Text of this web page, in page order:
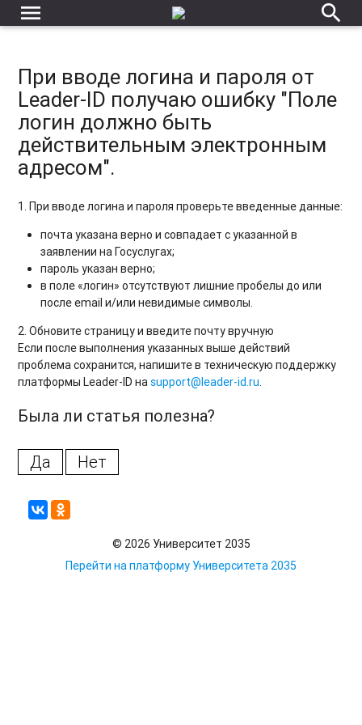
menu search
При вводе логина и пароля от
Leader-ID получаю ошибку "Поле
логин должно быть
действительным электронным
адресом".
1. При вводе логина и пароля проверьте введенные данные:
почта указана верно и совпадает с указанной в
заявлении на Госуслугах;
пароль указан верно;
в поле «логин» отсутствуют лишние пробелы до или
после email и/или невидимые символы.
2. Обновите страницу и введите почту вручную
Если после выполнения указанных выше действий
проблема сохранится, напишите в техническую поддержку
платформы Leader-ID наsupport@leader-id.ru.
Была ли статья полезна?
Да Нет
© 2026 Университет 2035
Перейти на платформу Университета 2035